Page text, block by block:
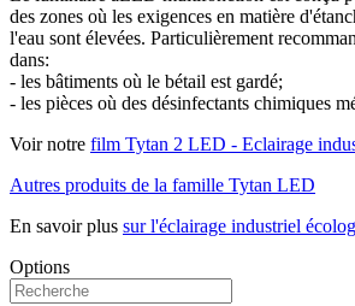
des zones où les exigences en matière
l'eau sont élevées. Particulièrement
dans:
- les bâtiments où le bétail est gardé;
- les pièces où des désinfectants chimiques
Voir notre film Tytan 2 LED - Eclairage
Autres produits de la famille Tytan LED
En savoir plus sur l'éclairage industriel
Options